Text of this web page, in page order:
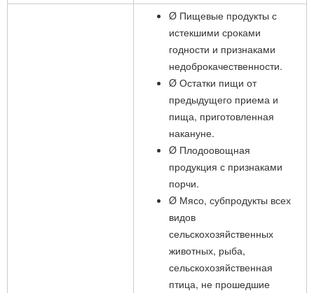
Ø Пищевые продукты с
истекшими сроками
годности и признаками
недоброкачественности.
Ø Остатки пищи от
предыдущего приема и
пища, приготовленная
накануне.
Ø Плодоовощная
продукция с признаками
порчи.
Ø Мясо, субпродукты всех
видов
сельскохозяйственных
животных, рыба,
сельскохозяйственная
птица, не прошедшие